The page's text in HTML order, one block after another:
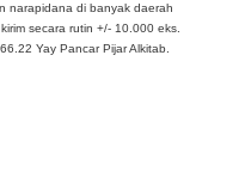
narapidana di banyak daerah
secara rutin +/- 10.000 eks.
Yay Pancar Pijar Alkitab.